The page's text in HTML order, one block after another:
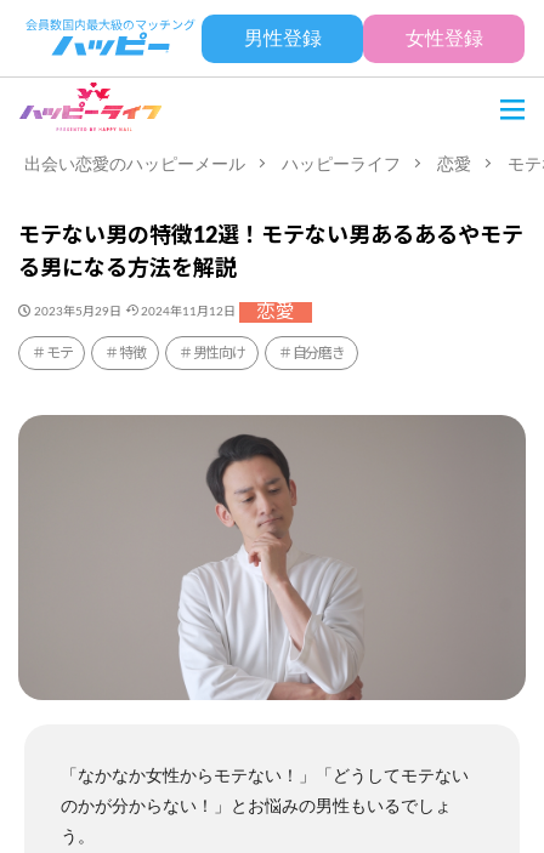
男性登録 女性登録
出会い恋愛のハッピーメール ハッピーライフ 恋愛 モ
モテない男の特徴12選！モテない男あるあるやモテ
る男になる方法を解説
2023年5月29日 2024年11月12日 恋愛
モテ 特徴 男性向け 自分磨き
「なかなか女性からモテない！」「どうしてモテない
のかが分からない！」とお悩みの男性もいるでしょ
う。